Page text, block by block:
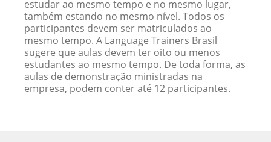
estudar ao mesmo tempo e no mesmo lugar,
também estando no mesmo nível. Todos os
participantes devem ser matriculados ao
mesmo tempo. A Language Trainers Brasil
sugere que aulas devem ter oito ou menos
estudantes ao mesmo tempo. De toda forma, as
aulas de demonstração ministradas na
empresa, podem conter até 12 participantes.